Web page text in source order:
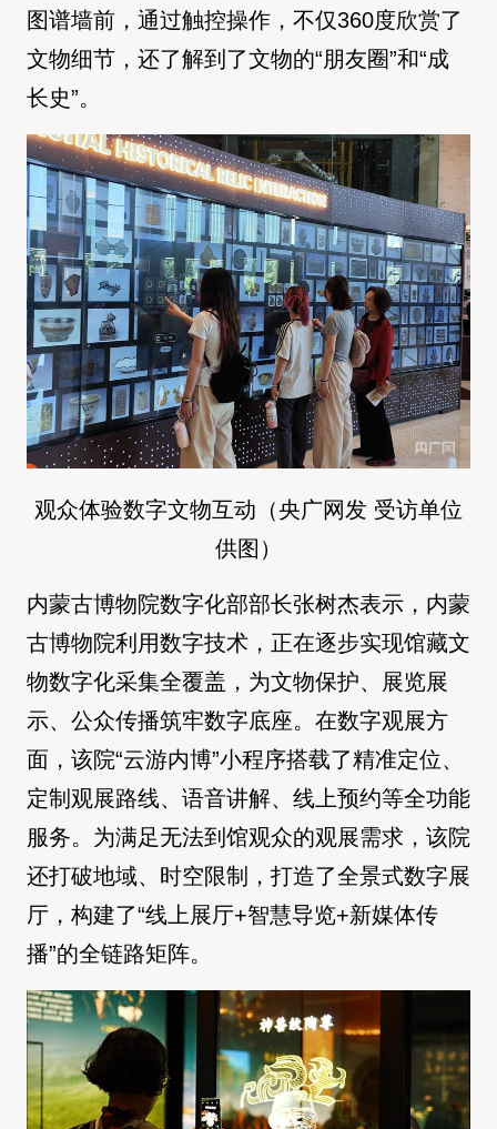
图谱墙前，通过触控操作，不仅360度欣赏了
文物细节，还了解到了文物的“朋友圈”和“成
长史”。
观众体验数字文物互动（央广网发 受访单位
供图）
内蒙古博物院数字化部部长张树杰表示，内蒙
古博物院利用数字技术，正在逐步实现馆藏文
物数字化采集全覆盖，为文物保护、展览展
示、公众传播筑牢数字底座。在数字观展方
面，该院“云游内博”小程序搭载了精准定位、
定制观展路线、语音讲解、线上预约等全功能
服务。为满足无法到馆观众的观展需求，该院
还打破地域、时空限制，打造了全景式数字展
厅，构建了“线上展厅+智慧导览+新媒体传
播”的全链路矩阵。